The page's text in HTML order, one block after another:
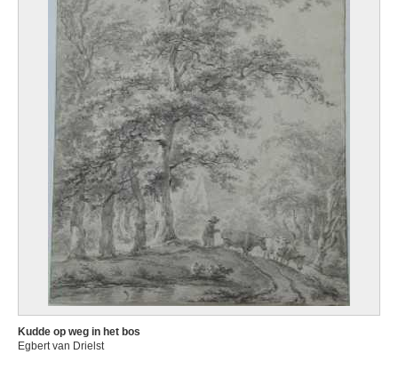
Kudde op weg in het bos
Egbert van Drielst